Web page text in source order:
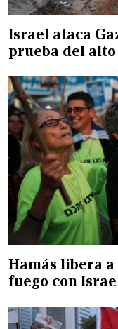
Israel ataca
prueba del
Hamás libera
fuego con